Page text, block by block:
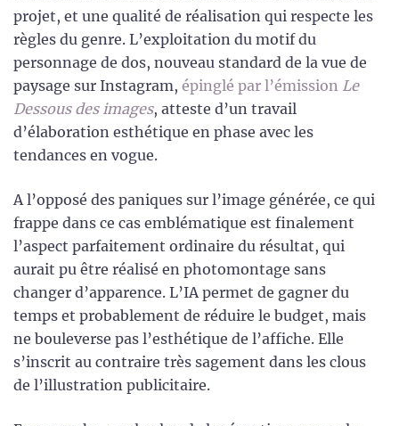
projet, et une qualité de réalisation qui respecte les
règles du genre. L’exploitation du motif du
personnage de dos, nouveau standard de la vue de
paysage sur Instagram, épinglé par l’émission Le
Dessous des images, atteste d’un travail
d’élaboration esthétique en phase avec les
tendances en vogue.
A l’opposé des paniques sur l’image générée, ce qui
frappe dans ce cas emblématique est finalement
l’aspect parfaitement ordinaire du résultat, qui
aurait pu être réalisé en photomontage sans
changer d’apparence. L’IA permet de gagner du
temps et probablement de réduire le budget, mais
ne bouleverse pas l’esthétique de l’affiche. Elle
s’inscrit au contraire très sagement dans les clous
de l’illustration publicitaire.